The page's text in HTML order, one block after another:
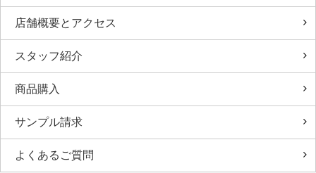
店舗概要とアクセス
スタッフ紹介
商品購入
サンプル請求
よくあるご質問